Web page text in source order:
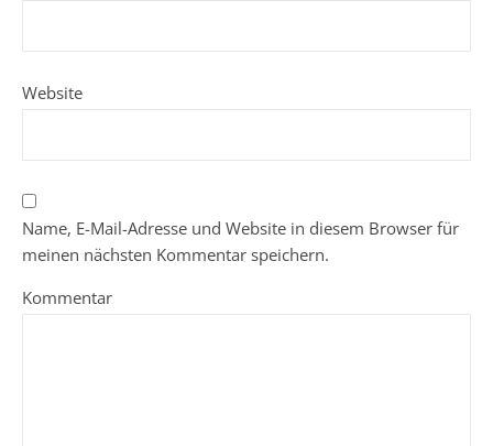
Website
Name, E-Mail-Adresse und Website in diesem Browser für
meinen nächsten Kommentar speichern.
Kommentar